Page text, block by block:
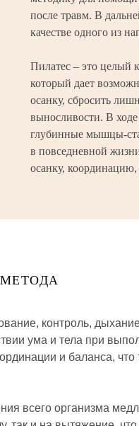
после травм. В
качестве одного из
Пилатес – это целый
который дает
осанку, сбросить
выносливости. В
глубинные мышцы-
в повседневной
осанку,
контроль,
ума и тела при
и баланса, что
всего организма